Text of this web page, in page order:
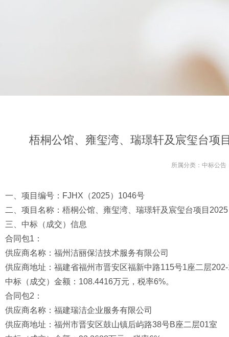
梧桐公馆、雍玺湾、瑞璟轩及宸玺台项
所属分类： 中标公告
一、项目编号：FJHX（2025）1046号
二、项目名称：梧桐公馆、雍玺湾、瑞璟轩及宸玺台项目
三、中标（成交）信息
合同包1：
供应商名称：福州洁丽保洁技术服务有限公司
供应商地址：福建省福州市晋安区福新中路115号1座二层
中标（成交）金额：108.4416万元，税率6%。
合同包2：
供应商名称：福建瑞洁企业服务有限公司
供应商地址：福州市晋安区鼓山镇后屿路38号B座二层01室